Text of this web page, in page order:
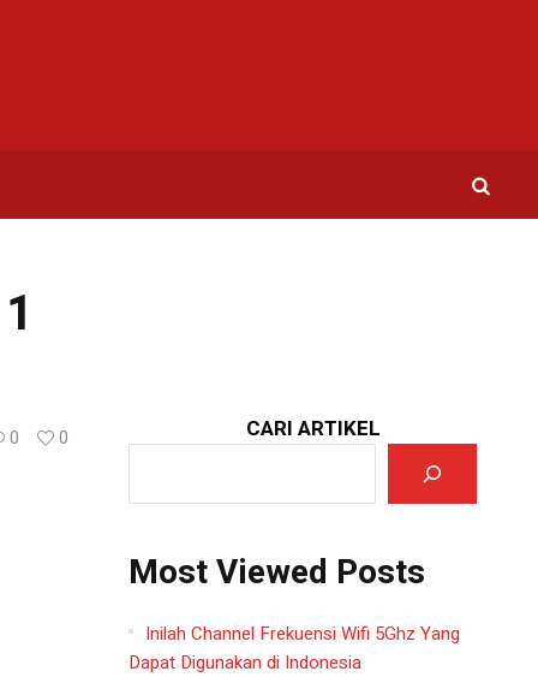
0 0 CARI ARTIKEL
Most Viewed Posts
Inilah Channel Frekuensi Wifi 5Ghz Yang
Dapat Digunakan di Indonesia